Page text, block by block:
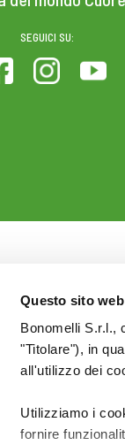
Questo sito
Bonomelli S.r.l.,
"Titolare"), in
all'utilizzo dei
Utilizziamo i
fornire
SEGUICI SU: